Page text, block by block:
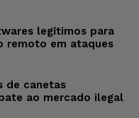
legítimos para
remoto em ataques
de canetas
ao mercado ilegal